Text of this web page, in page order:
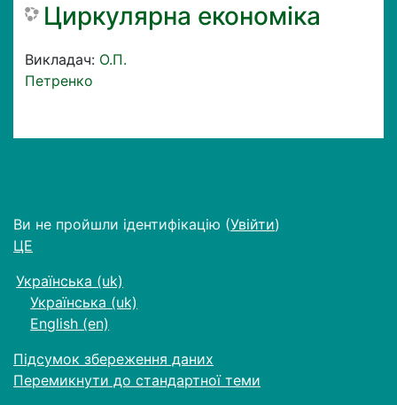
Циркулярна економіка
Викладач: О.П.
Петренко
Ви не пройшли ідентифікацію (Увійти)
ЦЕ
Українська ‎(uk)‎
Українська ‎(uk)‎
English ‎(en)‎
Підсумок збереження даних
Перемикнути до стандартної теми